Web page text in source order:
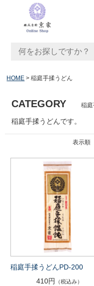
HOME 稲庭手揉うどん
CATEGORY 稲
稲庭手揉うどんです。
表示
稲庭手揉うどんPD-200
410円
（税込み）